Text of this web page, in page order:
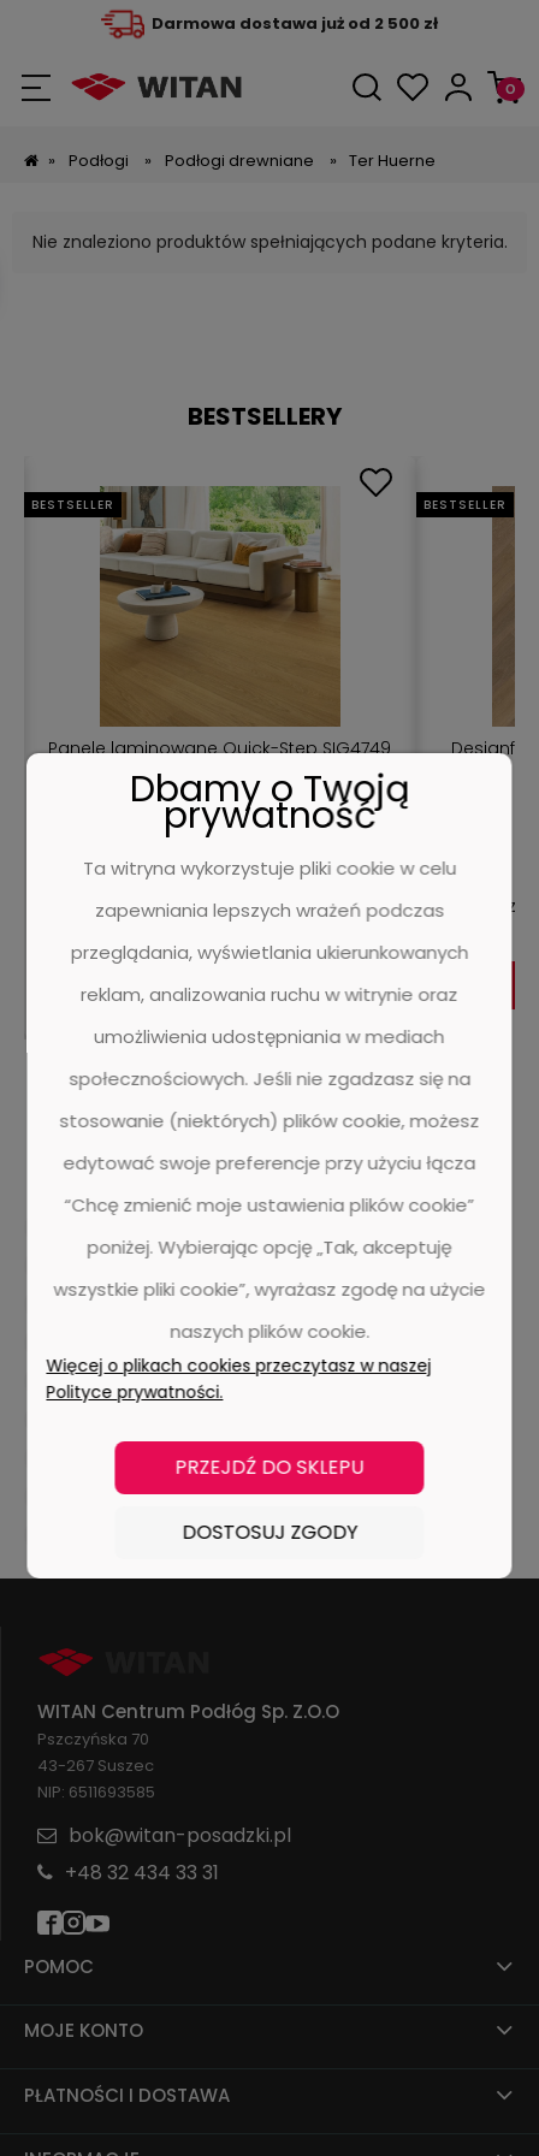
Darmowa dostawa już od 2 500 zł
» Podłogi » Podłogi drewniane » Ter Huerne
Nie znaleziono produktów spełniających podane kryteria.
BESTSELLERY
Panele laminowane Quick-Step SIG4749
Capture Dąb naturalny lakierowany -
Panel - 1380 mm - 212 mm - 9 mm
1 ocena
159,95 zł
130,04 zł
DO KOSZYKA
BESTSELLER
182,00 zł
BESTSELLER
metody
wady i zalety
pranie dywanu
czyszczenie wykładzin dywanowy
panele winylowe
listwy przypodłogowe
doellken
designflooring
aranżacja wnętrza
ivc edel
wykładziny dywanowe
witan centrum podłóg
UZIN
chemia budowlana
podłogi drewniane
barlinek
pergo
panele laminowane
ter huerne jawor-parkiet
POMOC
MOJE KONTO
PŁATNOŚCI I DOSTAWA
WITAN Centrum Podłóg Sp. Z.O.O
Pszczyńska 70
43-267 Suszec
NIP: 6511693585
bok@witan-posadzki.pl
+48 32 434 33 31
Dbamy o Twoją
prywatność
Ta witryna wykorzystuje pliki cookie w celu
zapewniania lepszych wrażeń podczas
przeglądania, wyświetlania ukierunkowanych
reklam, analizowania ruchu w witrynie oraz
umożliwienia udostępniania w mediach
społecznościowych. Jeśli nie zgadzasz się na
stosowanie (niektórych) plików cookie, możesz
edytować swoje preferencje przy użyciu łącza
“Chcę zmienić moje ustawienia plików cookie”
poniżej. Wybierając opcję „Tak, akceptuję
wszystkie pliki cookie”, wyrażasz zgodę na użycie
naszych plików cookie.
Więcej o plikach cookies przeczytasz w naszej
Polityce prywatności.
PRZEJDŹ DO SKLEPU
DOSTOSUJ ZGODY